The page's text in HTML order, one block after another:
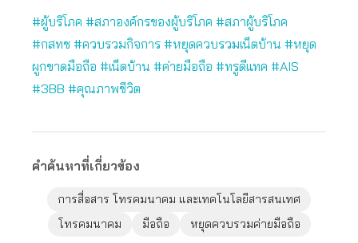
#ผู้บริโภค #สภาองค์กรของผู้บริโภค #สภาผู้บริโภค
#กสทช #ควบรวมกิจการ #หยุดควบรวมเน็ตบ้าน #หยุด
ผูกขาดมือถือ #เน็ตบ้าน #ค่ายมือถือ #ทรูดีแทค #AIS
#3BB #คุณภาพชีวิต
คำค้นหาที่เกี่ยวข้อง
การสื่อสาร โทรคมนาคม และเทคโนโลยีสารสนเทศ
โทรคมนาคม
มือถือ หยุดควบรวมค่ายมือถือ